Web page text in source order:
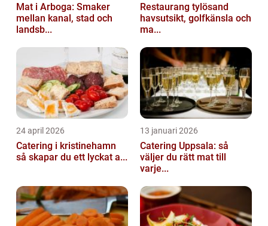
Mat i Arboga: Smaker
mellan kanal, stad och
landsb...
Restaurang tylösand
havsutsikt, golfkänsla och
ma...
24 april 2026
Catering i kristinehamn
så skapar du ett lyckat a...
13 januari 2026
Catering Uppsala: så
väljer du rätt mat till
varje...